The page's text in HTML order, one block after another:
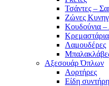
Τσάντες –
Ζώνες
Κουδούνια –
Λαμουδέρες
Αξεσουάρ Όπλων
Αορτήρες
Είδη